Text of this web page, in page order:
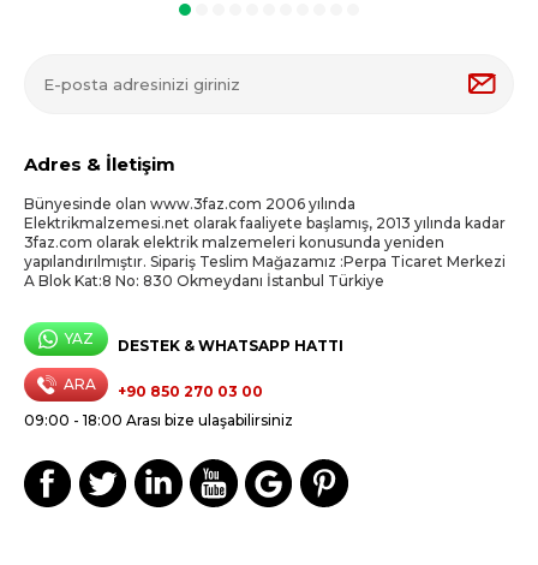
Adres & İletişim
Bünyesinde olan www.3faz.com 2006 yılında
Elektrikmalzemesi.net olarak faaliyete başlamış, 2013 yılında kadar
3faz.com olarak elektrik malzemeleri konusunda yeniden
yapılandırılmıştır. Sipariş Teslim Mağazamız :Perpa Ticaret Merkezi
A Blok Kat:8 No: 830 Okmeydanı İstanbul Türkiye
YAZ DESTEK & WHATSAPP HATTI
ARA
+90 850 270 03 00
09:00 - 18:00 Arası bize ulaşabilirsiniz